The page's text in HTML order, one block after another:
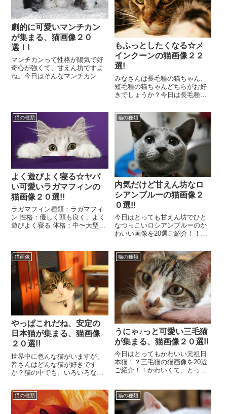
劇的に可愛いマンチカン
が集まる、猫画像２０
選！!
マンチカンって性格が陽気で好
奇心が強くて、甘えん坊ですよ
ね。今日はそんなマンチカンの
もふっとしたくなる☆メ
インクーンの猫画像２２
選!
みなさんは長毛種の猫ちゃん、
短毛種の猫ちゃんどちらがお好
きでしょうか？今日は長毛種の
で、10キロになる子もいるんだ
とか！体は大きく...
猫の種類
よく遊びよく寝る☆ヤバ
い可愛いラガマフィンの
猫画像２０選!!
ラガマフィン種類：ラガマフィ
ン 性格：優しく頭も良く、よく
遊びよく寝る 体格：中〜大型
多めラガマ...
猫の種類
内気だけど甘えん坊なロ
シアンブルーの猫画像２
０選!!
今日はとっても甘えん坊でひと
なつっこいロシアンブルーのか
わいい画像を20選ご紹介！！癒
をとくとご覧ください！！ で
は早速☆内気だけど...
猫画像
やっぱこれだね、安定の
日本猫が集まる、猫画像
２０選!!
世界中に色んな猫がいますが、
皆さんはどんな猫が好きです
か？猫の中でも、いろいろな種
トラを筆頭のトラちゃんたち
や、三毛に黒猫、サビ猫、...
猫の種類
うにゃ♪っと可愛い三毛猫
が集まる、猫画像２０選!!
今日はとってもかわいい元祖日
本猫！？三毛猫の猫画像を20選
ご紹介！！かわいくて、とって
にゃ♪っと可愛い...
猫の種類 猫の種類